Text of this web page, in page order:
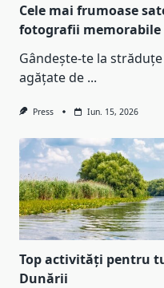
Cele mai frumoase
fotografii memorabile
Gândește-te la
agățate de ...
Press Iun. 15, 2026
Top activități pentru
Dunării